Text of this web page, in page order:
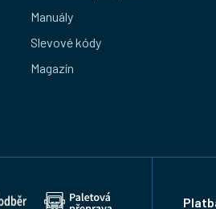
Manuály
Slevové kódy
Magazín